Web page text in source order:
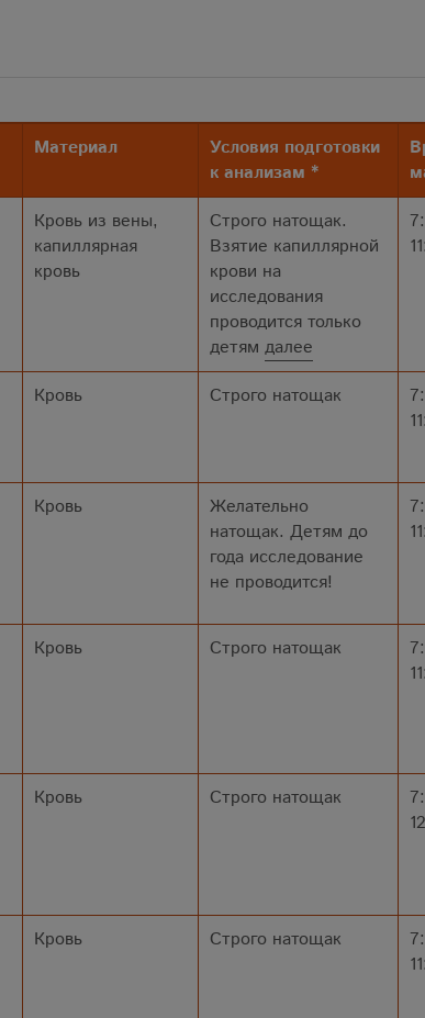
Материал
Условия подготовки
к анализам *
Кровь из вены,
капиллярная
кровь
Строго натощак.
Взятие капиллярной
крови на
исследования
проводится только
детям далее
Кровь Строго натощак
Кровь
Желательно
натощак. Детям до
года исследование
не проводится!
Кровь Строго натощак
Кровь Строго натощак
Кровь Строго натощак